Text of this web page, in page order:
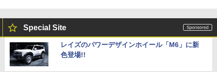
Special Site
レイズのパワーデザインホイール「M6」に新
色登場!!